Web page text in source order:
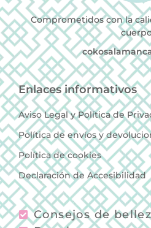
Comprometidos con la
Enlaces informativos
Aviso Legal y Política de
Política de envíos y
Política de cookies
Declaración de Accesibilidad
Consejos de